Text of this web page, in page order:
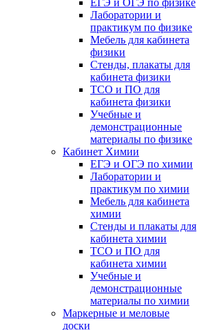
ЕГЭ и ОГЭ по физике
Лаборатории и
практикум по физике
Мебель для кабинета
физики
Стенды, плакаты для
кабинета физики
ТСО и ПО для
кабинета физики
Учебные и
демонстрационные
материалы по физике
Кабинет Химии
ЕГЭ и ОГЭ по химии
Лаборатории и
практикум по химии
Мебель для кабинета
химии
Стенды и плакаты для
кабинета химии
ТСО и ПО для
кабинета химии
Учебные и
демонстрационные
материалы по химии
Маркерные и меловые
доски